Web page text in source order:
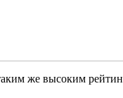
же высоким